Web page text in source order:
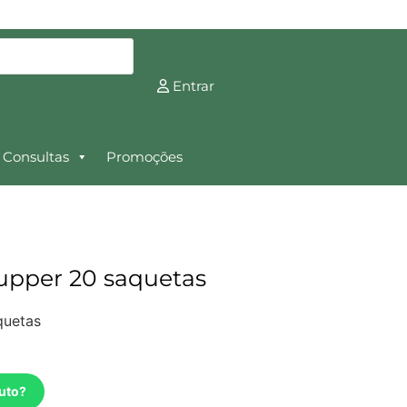
Entrar
Consultas Promoções
20 saquetas